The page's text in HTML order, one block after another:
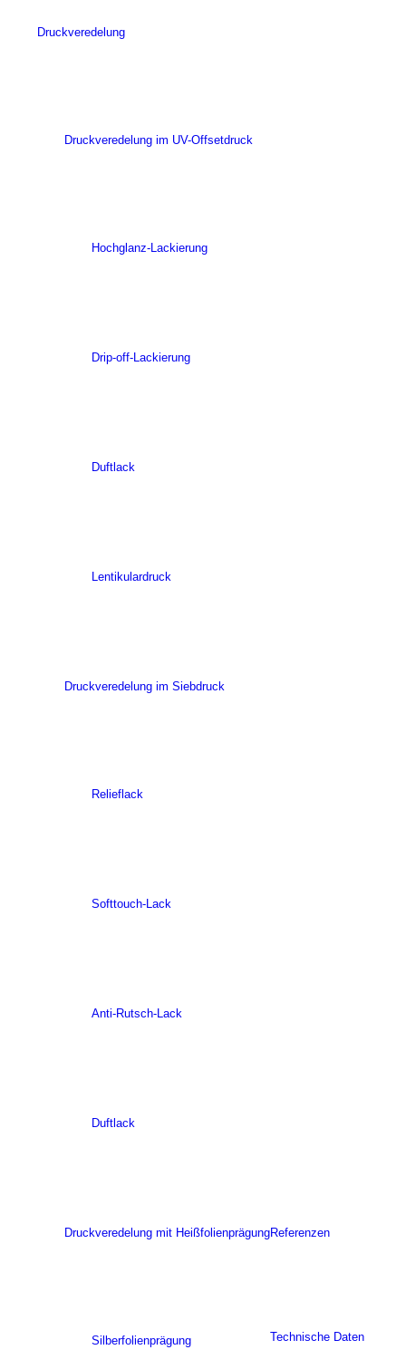
Druckveredelung
Druckveredelung im UV-Offsetdruck
Hochglanz-Lackierung
Drip-off-Lackierung
Duftlack
Lentikulardruck
Druckveredelung im Siebdruck
Relieflack
Softtouch-Lack
Anti-Rutsch-Lack
Duftlack
Druckveredelung mit Heißfolienprägung
Silberfolienprägung
Referenzen
Technische Daten